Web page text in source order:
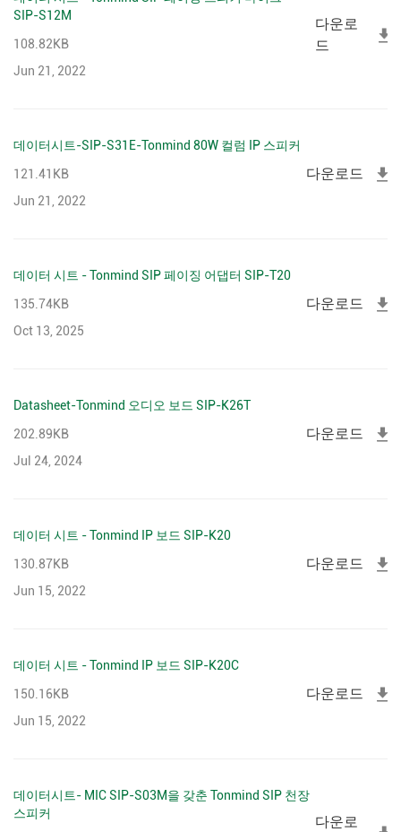
SIP-S12M
108.82KB
Jun 21, 2022
다운로
드
데이터시트-SIP-S31E-Tonmind 80W 컬럼 IP 스피커
121.41KB
Jun 21, 2022
다운로드
데이터 시트 - Tonmind SIP 페이징 어댑터 SIP-T20
135.74KB
Oct 13, 2025
다운로드
Datasheet-Tonmind 오디오 보드 SIP-K26T
202.89KB
Jul 24, 2024
다운로드
데이터 시트 - Tonmind IP 보드 SIP-K20
130.87KB
Jun 15, 2022
다운로드
데이터 시트 - Tonmind IP 보드 SIP-K20C
150.16KB
Jun 15, 2022
다운로드
데이터시트- MIC SIP-S03M을 갖춘 Tonmind SIP 천장
스피커
다운로